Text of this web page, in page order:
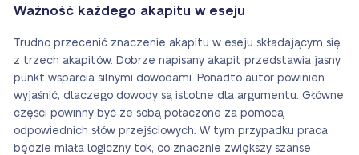
Ważność każdego akapitu w eseju
Trudno przecenić znaczenie akapitu w eseju składającym się
z trzech akapitów. Dobrze napisany akapit przedstawia jasny
punkt wsparcia silnymi dowodami. Ponadto autor powinien
wyjaśnić, dlaczego dowody są istotne dla argumentu. Główne
części powinny być ze sobą połączone za pomocą
odpowiednich słów przejściowych. W tym przypadku praca
będzie miała logiczny tok, co znacznie zwiększy szanse